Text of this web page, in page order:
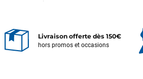
Livraison offerte dès 150€
hors promos et occasions